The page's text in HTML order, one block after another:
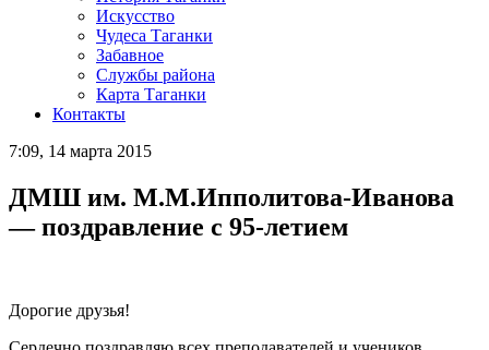
Искусство
Чудеса Таганки
Забавное
Службы района
Карта Таганки
Контакты
7:09, 14 марта 2015
ДМШ им. М.М.Ипполитова-Иванова
— поздравление с 95-летием
Дорогие друзья!